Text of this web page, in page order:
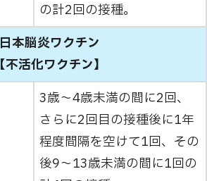
の計2回の接種。
日本脳炎ワクチン
【不活化ワクチン】
3歳～4歳未満の間に2回、
さらに2回目の接種後に1年
程度間隔を空けて1回、その
後9～13歳未満の間に1回の